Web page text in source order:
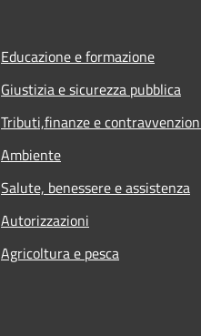
Educazione e formazione
Giustizia e sicurezza pubblica
Tributi,finanze e
Ambiente
Salute, benessere e assistenza
Autorizzazioni
Agricoltura e pesca